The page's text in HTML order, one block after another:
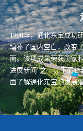
1998年，通化东宝成功
填补了国内空白，改变
面。该项成果荣获国家
进展新闻”之一。下面
面了解通化东宝的发展